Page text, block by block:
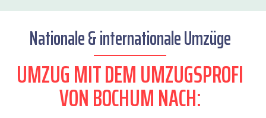
Nationale & internationale Umzüge
UMZUG MIT DEM UMZUGSPROFI
VON BOCHUM NACH: